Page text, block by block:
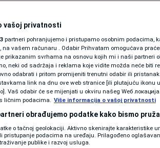
SHOWBIZ
PODCAST
N1 SPECIJAL
FENOMENI
NEISTRAŽENO
o
SVIJET 0 komentara
Više
vašoj privatnosti
partneri pohranjujemo i pristupamo osobnim podacima,
na vašem računaru . Odabir Prihvatam omogućava
prikazanim svrhama na osnovu kojih mi i naši partneri
neki od sadržaja i reklama koje vidite možda neće biti
odabrati i pritom promijeniti trenutni odabir ili
link na dnu ove web stranice [ili plutajuću ikonu
Vaš odabir će se mijenjati u okviru našeg Wеб
ličnim podacima. Više informacija o vašoj privatnosti
obrađujemo podatke kako bismo
o tačnoj geolokaciji. Aktivno skenirajte karakteristike
pristupanje podacima na uređaju. Prilagođeno
publike i razvoj usluga.